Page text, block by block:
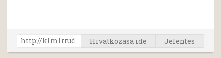
Hivatkozása ide Jelentés